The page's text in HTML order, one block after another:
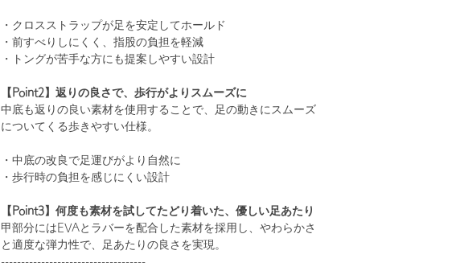
・クロスストラップが足を安定してホールド
・前すべりしにくく、指股の負担を軽減
・トングが苦手な方にも提案しやすい設計
【Point2】返りの良さで、歩行がよりスムーズに
中底も返りの良い素材を使用することで、足の動きにスムーズ
についてくる歩きやすい仕様。
・中底の改良で足運びがより自然に
・歩行時の負担を感じにくい設計
【Point3】何度も素材を試してたどり着いた、優しい足あたり
甲部分にはEVAとラバーを配合した素材を採用し、やわらかさ
と適度な弾力性で、足あたりの良さを実現。
------------------------------------